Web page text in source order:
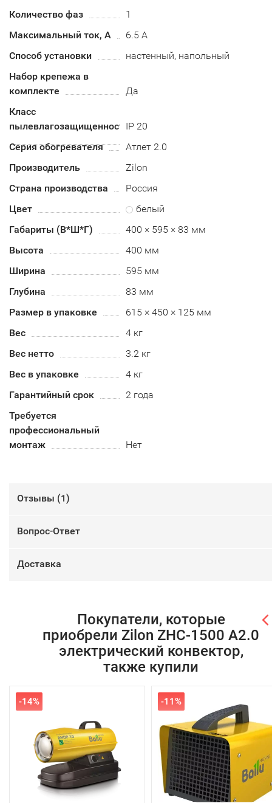
Количество фаз
1
Максимальный ток, А
6.5 А
Способ установки
настенный, напольный
Набор крепежа в
комплекте
Да
Класс
пылевлагозащищенностиIP 20
Серия обогревателя
Атлет 2.0
Производитель
Zilon
Страна производства
Россия
Цвет
белый
Габариты (В*Ш*Г)
400 × 595 × 83 мм
Высота
400 мм
Ширина
595 мм
Глубина
83 мм
Размер в упаковке
615 × 450 × 125 мм
Вес
4 кг
Вес нетто
3.2 кг
Вес в упаковке
4 кг
Гарантийный срок
2 года
Требуется
профессиональный
монтаж
Нет
Отзывы (1)
Вопрос-Ответ
Доставка
Покупатели, которые
приобрели Zilon ZHC-1500 А2.0
электрический конвектор,
также купили
-14% -11%